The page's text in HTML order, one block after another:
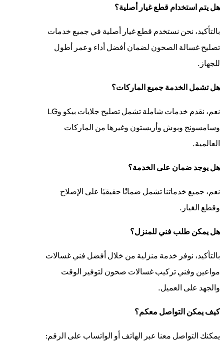
هل يتم استخدام قطع غيار أصلية؟
بالتأكيد، نحن نستخدم قطع غيار أصلية في جميع خدمات
تصليح غسالة الصحون لضمان أفضل أداء وعمر أطول
للجهاز.
هل تشمل الخدمة جميع الماركات؟
نعم، نقدم خدمات شاملة تشمل تصليح جلايات بيكو وLG
وسامسونج وبوش وأريستون وغيرها من الماركات
العالمية.
هل يوجد ضمان على الخدمة؟
نعم، جميع خدماتنا تشمل ضمانًا حقيقيًا على الإصلاح
وقطع الغيار.
هل يمكن طلب فني للمنزل؟
بالتأكيد، نوفر خدمة منزلية من خلال أفضل فني غسالات
مواعين وفني تركيب غسالات صحون لتوفير الوقت
والجهد على العميل.
كيف يمكن التواصل معكم؟
يمكنك التواصل معنا عبر الهاتف أو الواتساب على الرقم: